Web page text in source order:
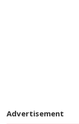
Advertisement